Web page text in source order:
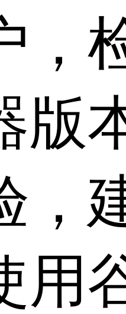
，
版
，
用